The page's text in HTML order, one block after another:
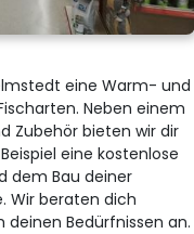
eine Warm- und
Neben einem
Zubehör bieten wir dir
eine kostenlose
dem Bau deiner
Wir beraten dich
Bedürfnissen an.